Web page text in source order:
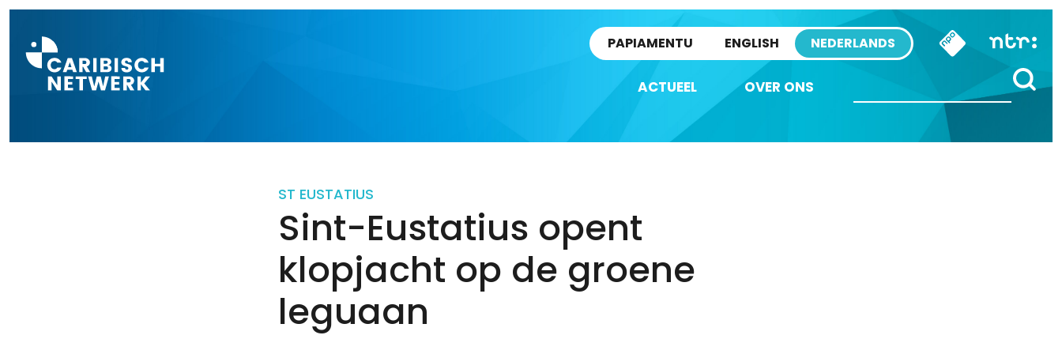
PAPIAMENTU ENGLISH NEDERLANDS
ACTUEEL OVER ONS
ST EUSTATIUS
Sint-Eustatius opent
klopjacht op de groene
leguaan